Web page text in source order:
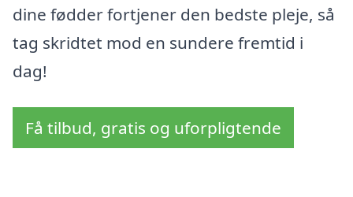
dine fødder fortjener den bedste pleje, så
tag skridtet mod en sundere fremtid i
dag!
Få tilbud, gratis og uforpligtende